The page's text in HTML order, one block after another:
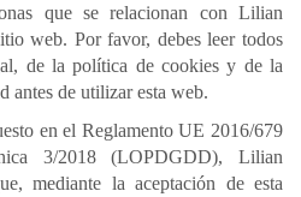
que se relacionan con Lilian
web. Por favor, debes leer todos
de la política de cookies y de la
antes de utilizar esta web.
en el Reglamento UE 2016/679
3/2018 (LOPDGDD), Lilian
mediante la aceptación de esta